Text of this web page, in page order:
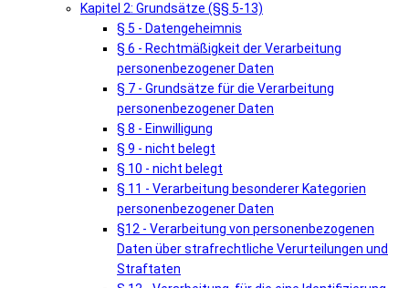
Kapitel 2: Grundsätze (§§ 5-13)
§ 5 - Datengeheimnis
§ 6 - Rechtmäßigkeit der Verarbeitung
personenbezogener Daten
§ 7 - Grundsätze für die Verarbeitung
personenbezogener Daten
§ 8 - Einwilligung
§ 9 - nicht belegt
§ 10 - nicht belegt
§ 11 - Verarbeitung besonderer Kategorien
personenbezogener Daten
§12 - Verarbeitung von personenbezogenen
Daten über strafrechtliche Verurteilungen und
Straftaten